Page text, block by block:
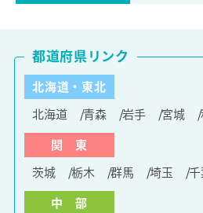
北海道・東北
北海道
青森 岩手 宮城
関 東
茨城
栃木 群馬 埼玉
中 部
都道府県リンク